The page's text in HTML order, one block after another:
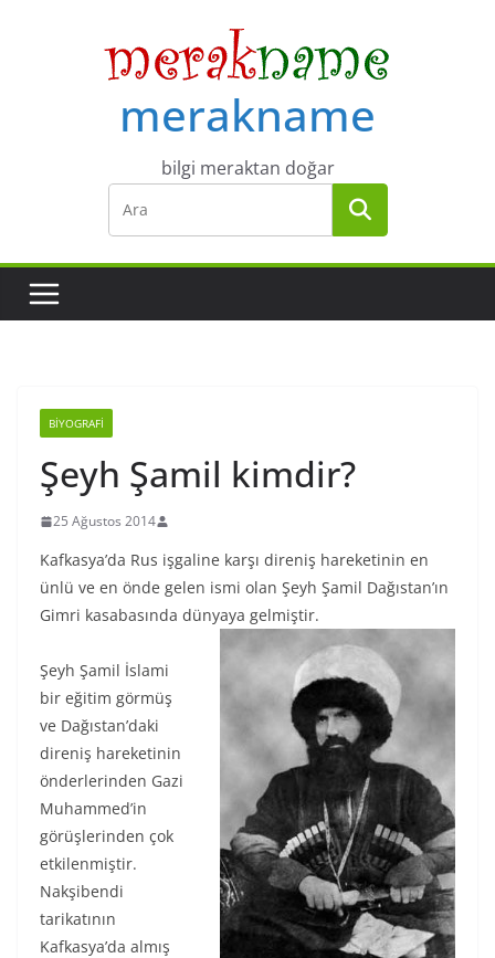
merakname
bilgi meraktan doğar
BIYOGRAFI
Şeyh Şamil kimdir?
25 Ağustos 2014
Kafkasya’da Rus işgaline karşı direniş hareketinin en
ünlü ve en önde gelen ismi olan Şeyh Şamil Dağıstan’ın
Gimri kasabasında dünyaya gelmiştir.
Şeyh Şamil İslami
bir eğitim görmüş
ve Dağıstan’daki
direniş hareketinin
önderlerinden Gazi
Muhammed’in
görüşlerinden çok
etkilenmiştir.
Nakşibendi
tarikatının
Kafkasya’da almış